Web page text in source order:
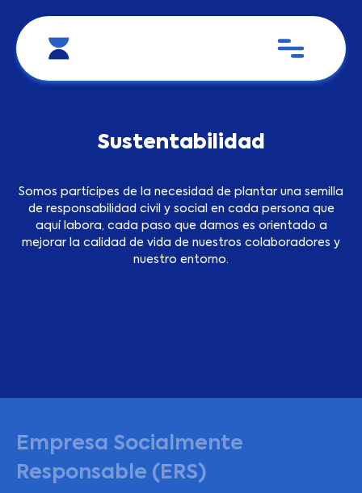
Sustentabilidad
Somos partícipes de la necesidad de plantar una semilla
de responsabilidad civil y social en cada persona que
aquí labora, cada paso que damos es orientado a
mejorar la calidad de vida de nuestros colaboradores y
nuestro entorno.
Empresa Socialmente
Responsable (ERS)